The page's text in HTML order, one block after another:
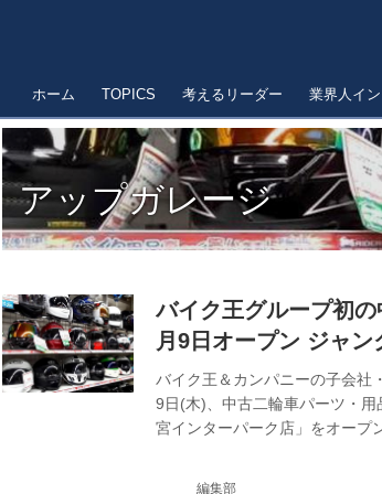
ホーム TOPICS 考えるリーダー 業界人イ
アップガレージ
バイク王グループ初
月9日オープン ジャ
バイク王＆カンパニーの子会社
9日(木)、中古二輪車パーツ・
宮インターパーク店」をオープ
編集部